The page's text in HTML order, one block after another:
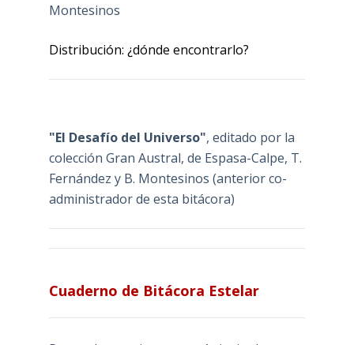
Montesinos
Distribución: ¿dónde encontrarlo?
"El Desafío del Universo", editado por la
colección Gran Austral, de Espasa-Calpe, T.
Fernández y B. Montesinos (anterior co-
administrador de esta bitácora)
Cuaderno de Bitácora Estelar